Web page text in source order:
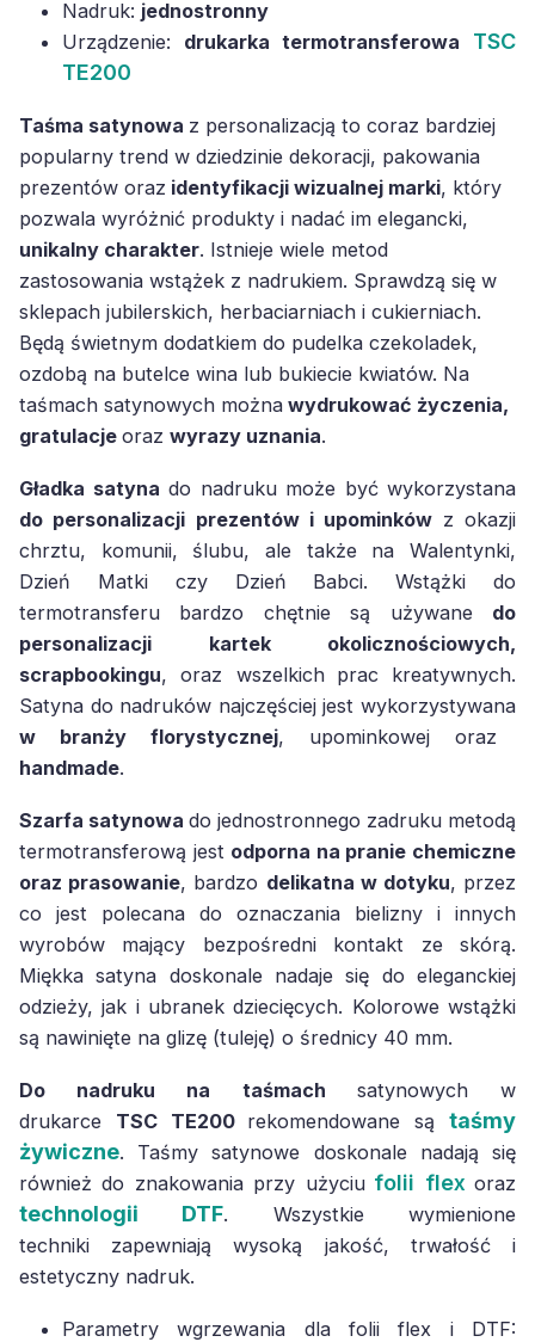
Nadruk: jednostronny
Urządzenie: drukarka termotransferowa TSC
TE200
Taśma satynowa z personalizacją to coraz bardziej
popularny trend w dziedzinie dekoracji, pakowania
prezentów oraz identyfikacji wizualnej marki, który
pozwala wyróżnić produkty i nadać im elegancki,
unikalny charakter. Istnieje wiele metod
zastosowania wstążek z nadrukiem. Sprawdzą się w
sklepach jubilerskich, herbaciarniach i cukierniach.
Będą świetnym dodatkiem do pudelka czekoladek,
ozdobą na butelce wina lub bukiecie kwiatów. Na
taśmach satynowych można wydrukować życzenia,
gratulacje oraz wyrazy uznania.
Gładka satyna do nadruku może być wykorzystana
do personalizacji prezentów i upominków z okazji
chrztu, komunii, ślubu, ale także na Walentynki,
Dzień Matki czy Dzień Babci. Wstążki do
termotransferu bardzo chętnie są używane do
personalizacji kartek okolicznościowych,
scrapbookingu, oraz wszelkich prac kreatywnych.
Satyna do nadruków najczęściej jest wykorzystywana
w branży florystycznej, upominkowej oraz
handmade.
Szarfa satynowa do jednostronnego zadruku metodą
termotransferową jest odporna na pranie chemiczne
oraz prasowanie, bardzo delikatna w dotyku, przez
co jest polecana do oznaczania bielizny i innych
wyrobów mający bezpośredni kontakt ze skórą.
Miękka satyna doskonale nadaje się do eleganckiej
odzieży, jak i ubranek dziecięcych. Kolorowe wstążki
są nawinięte na glizę (tuleję) o średnicy 40 mm.
Do nadruku na taśmach satynowych w
drukarce TSC TE200 rekomendowane sątaśmy
żywiczne. Taśmy satynowe doskonale nadają się
również do znakowania przy użyciu folii flex oraz
technologii DTF. Wszystkie wymienione
techniki zapewniają wysoką jakość, trwałość i
estetyczny nadruk.
Parametry wgrzewania dla folii flex i DTF: